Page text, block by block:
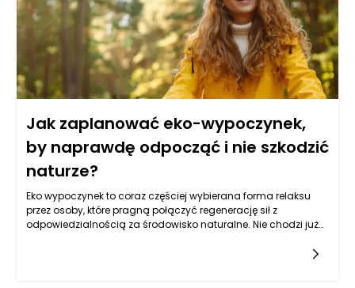
Jak zaplanować eko-wypoczynek,
by naprawdę odpocząć i nie szkodzić
naturze?
Eko wypoczynek to coraz częściej wybierana forma relaksu
przez osoby, które pragną połączyć regenerację sił z
odpowiedzialnością za środowisko naturalne. Nie chodzi już